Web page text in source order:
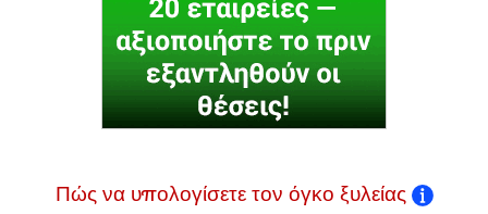
Πώς να υπολογίσετε τον όγκο ξυλείας